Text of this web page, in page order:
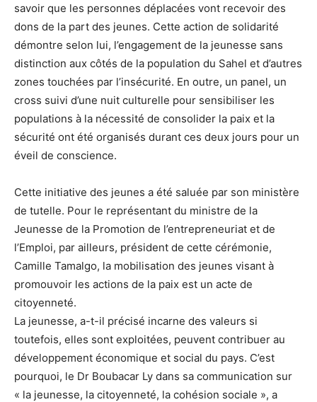
savoir que les personnes déplacées vont recevoir des
dons de la part des jeunes. Cette action de solidarité
démontre selon lui, l’engagement de la jeunesse sans
distinction aux côtés de la population du Sahel et d’autres
zones touchées par l’insécurité. En outre, un panel, un
cross suivi d’une nuit culturelle pour sensibiliser les
populations à la nécessité de consolider la paix et la
sécurité ont été organisés durant ces deux jours pour un
éveil de conscience.
Cette initiative des jeunes a été saluée par son ministère
de tutelle. Pour le représentant du ministre de la
Jeunesse de la Promotion de l’entrepreneuriat et de
l’Emploi, par ailleurs, président de cette cérémonie,
Camille Tamalgo, la mobilisation des jeunes visant à
promouvoir les actions de la paix est un acte de
citoyenneté.
La jeunesse, a-t-il précisé incarne des valeurs si
toutefois, elles sont exploitées, peuvent contribuer au
développement économique et social du pays. C’est
pourquoi, le Dr Boubacar Ly dans sa communication sur
« la jeunesse, la citoyenneté, la cohésion sociale », a